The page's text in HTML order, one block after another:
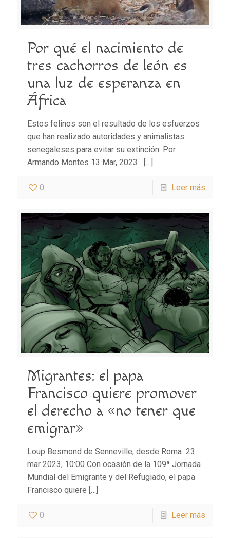
Por qué el nacimiento de
tres cachorros de león es
una luz de esperanza en
África
Estos felinos son el resultado de los esfuerzos
que han realizado autoridades y animalistas
senegaleses para evitar su extinción. Por
Armando Montes 13 Mar, 2023
[…]
0 Leer más
Migrantes: el papa
Francisco quiere promover
el derecho a «no tener que
emigrar»
Loup Besmond de Senneville, desde Roma 23
mar 2023, 10:00 Con ocasión de la 109ª Jornada
Mundial del Emigrante y del Refugiado, el papa
Francisco quiere […]
0 Leer más